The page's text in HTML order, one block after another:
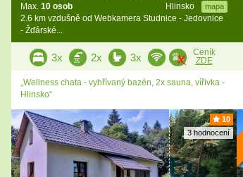
Hlinsko mapa
Max. 10 osob
2.6 km vzdušně od Webkamera Studnice - Jedovnice
- Žďárské...
3x 2x 3x
Ceník
ZDE
„Wellness chata - vyhřívaný bazén, 2x sauna, vířivka -
Hlinsko“
10
3 hodnocení